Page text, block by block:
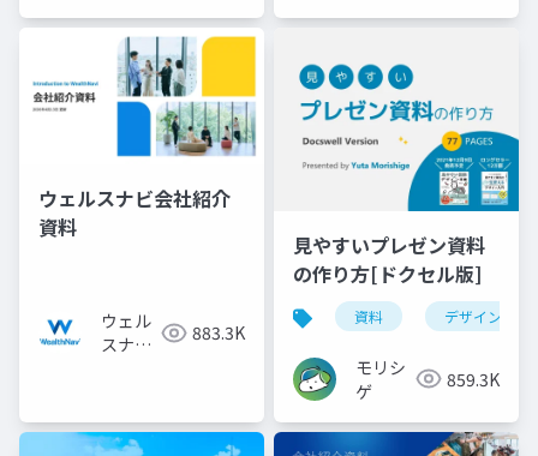
ウェルスナビ会社紹介
資料
ウェル
スナビ
883.3K
見やすいプレゼン資料
の作り方[ドクセル版]
資料 デザイン
モリシ
ゲ
859.3K